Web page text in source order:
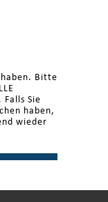
Bitte
Falls Sie
haben,
wieder